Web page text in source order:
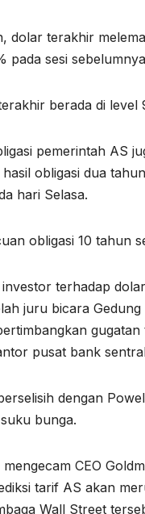
dolar terakhir
pada sesi
berada di
pemerintah AS
obligasi dua
hari Selasa.
obligasi 10 tahun
terhadap
juru bicara
pusat bank
dengan
bunga.
mengecam CEO
tarif AS akan
Wall Street